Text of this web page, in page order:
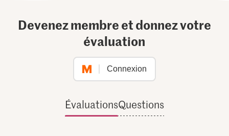
Devenez membre et donnez votre
évaluation
Connexion
ÉvaluationsQuestions